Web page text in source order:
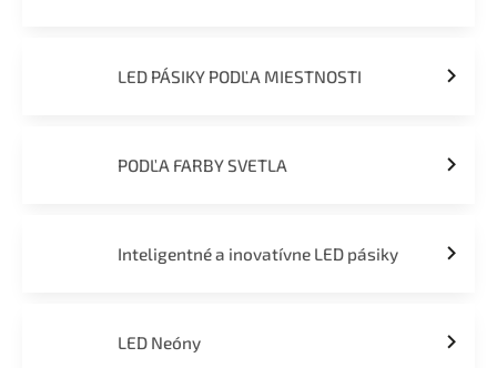
LED PÁSIKY PODĽA MIESTNOSTI
PODĽA FARBY SVETLA
Inteligentné a inovatívne LED pásiky
LED Neóny